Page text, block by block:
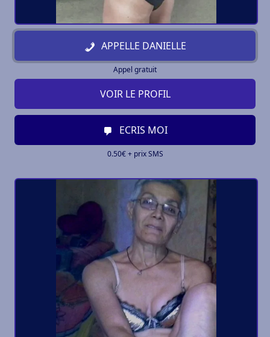
APPELLE DANIELLE
Appel gratuit
VOIR LE PROFIL
ECRIS MOI
0.50€ + prix SMS